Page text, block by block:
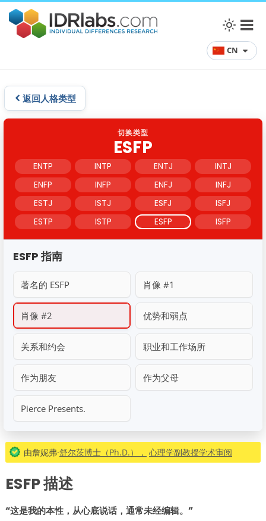
CN
返回人格类型
切换类型
ESFP
ENTP INTP ENTJ
INTJ
ENFP
INFP ENFJ
INFJ
ESTJ
ISTJ ESFJ
ISFJ
ESTP
ISTP ESFP ISFP
ESFP 指南
著名的 ESFP 肖像 #1
肖像 #2 优势和弱点
关系和约会 职业和工作场所
作为朋友 作为父母
Pierce Presents.
由詹妮弗·舒尔茨博士（Ph.D.）， 心理学副教授学术审阅
ESFP 描述
“这是我的本性，从心底说话，通常未经编辑。”